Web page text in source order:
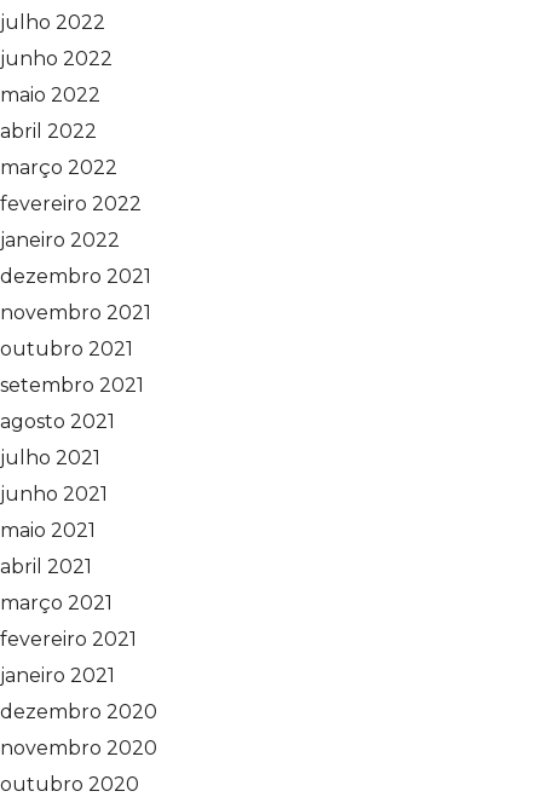
julho 2022
junho 2022
maio 2022
abril 2022
março 2022
fevereiro 2022
janeiro 2022
dezembro 2021
novembro 2021
outubro 2021
setembro 2021
agosto 2021
julho 2021
junho 2021
maio 2021
abril 2021
março 2021
fevereiro 2021
janeiro 2021
dezembro 2020
novembro 2020
outubro 2020